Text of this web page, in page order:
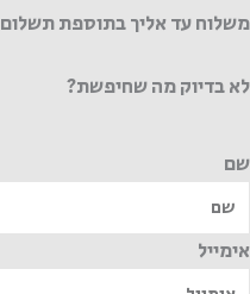
משלוח עד אליך בתוספת תשלום
לא בדיוק מה שחיפשת?
שם
אימייל